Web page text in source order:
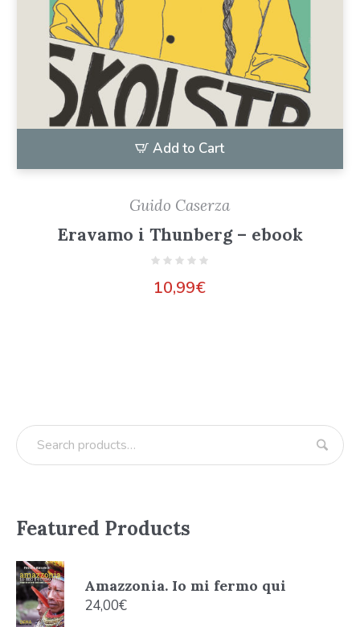
Add to Cart
Guido Caserza
Eravamo i Thunberg – ebook
10,99€
Featured Products
Amazzonia. Io mi fermo qui
24,00€